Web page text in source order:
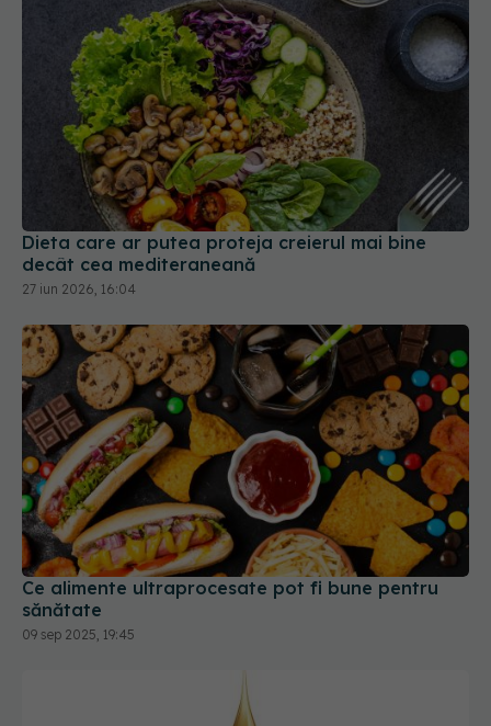
Dieta care ar putea proteja creierul mai bine
decât cea mediteraneană
27 iun 2026, 16:04
Ce alimente ultraprocesate pot fi bune pentru
sănătate
09 sep 2025, 19:45